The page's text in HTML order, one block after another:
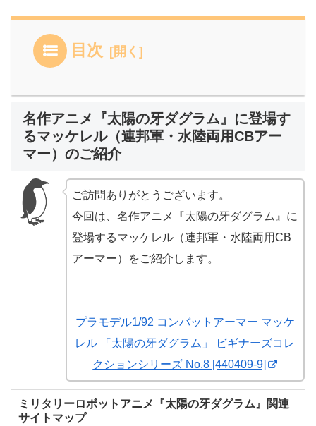
目次
名作アニメ『太陽の牙ダグラム』に登場す
るマッケレル（連邦軍・水陸両用CBアー
マー）のご紹介
ご訪問ありがとうございます。
今回は、名作アニメ『太陽の牙ダグラム』に
登場するマッケレル（連邦軍・水陸両用CB
アーマー）をご紹介します。
プラモデル1/92 コンバットアーマー マッケ
レル 「太陽の牙ダグラム」 ビギナーズコレ
クションシリーズ No.8 [440409-9]
ミリタリーロボットアニメ『太陽の牙ダグラム』関連
サイトマップ